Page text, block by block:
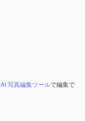
AI 写真編集ツールで編集で